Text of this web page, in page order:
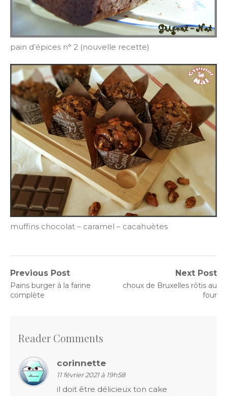
pain d’épices n° 2 (nouvelle recette)
muffins chocolat – caramel – cacahuètes
Navigation
de
Previous Post
Previous
post:
Pains burger à la farine
complète
Next Post
Next
choux de Bruxelles rôtis au
four
Reader Comments
corinnette
11 février 2021 à 19h58
il doit être délicieux ton cake